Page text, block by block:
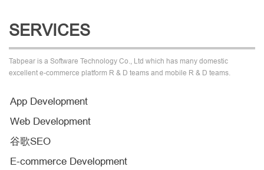
SERVICES
Tabpear is a Software Technology Co., Ltd which has many domestic
excellent e-commerce platform R & D teams and mobile R & D teams.
App Development
Web Development
谷歌SEO
E-commerce Development